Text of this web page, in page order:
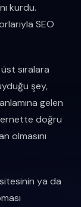
kurdu.
SEO
üst sıralara
şey,
gelen
doğru
olmasını
ya da